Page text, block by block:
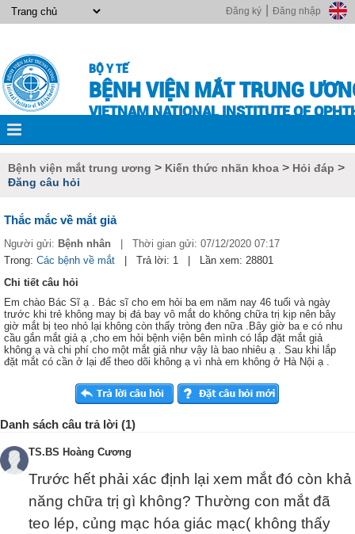
Đăng nhập
Đăng ký
BỘ Y TẾ
BỆNH VIỆN MẮT TRUNG
VIETNAM NATIONAL INSTITUTE OF
Bệnh viện mắt trung ương > Kiến thức nhãn khoa > Hỏi đáp >
Đăng câu hỏi
Thắc mắc về mắt giả
Người gửi: Bệnh nhân Thời gian gửi: 07/12/2020 07:17
Trong: Các bệnh về mắt Trả lời: 1
Lần xem: 28801
Chi tiết câu hỏi
Em chào Bác Sĩ ạ . Bác sĩ cho em hỏi ba em năm nay 46 tuổi và ngày
trước khi trẻ không may bị đá bay vô mắt do không chữa trị kịp nên bây
giờ mắt bị teo nhỏ lại không còn thấy tròng đen nữa .Bây giờ ba e có nhu
cầu gắn mắt giả ạ ,cho em hỏi bệnh viện bên mình có lắp đặt mắt giả
không ạ và chi phí cho một mắt giả như vậy là bao nhiêu ạ . Sau khi lắp
đặt mắt có cần ở lại để theo dõi không ạ vì nhà em không ở Hà Nội ạ .
Danh sách câu trả lời (1)
TS.BS Hoàng Cương
Trước hết phải xác định lại xem mắt đó còn khả
năng chữa trị gì không? Thường con mắt đã
teo lép, củng mạc hóa giác mạc( không thấy